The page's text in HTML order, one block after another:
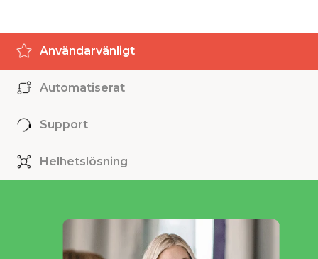
Användarvänligt
Automatiserat
Support
Helhetslösning